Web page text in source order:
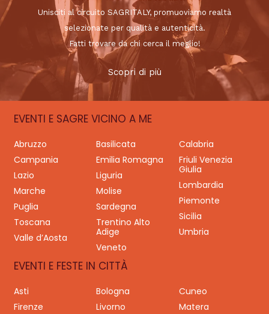
Unisciti al circuito SAGRITALY, promuoviamo realtà
selezionate per qualità e autenticità.
Fatti trovare da chi cerca il meglio!
Scopri di più
EVENTI E SAGRE VICINO A ME
Abruzzo Basilicata
Calabria
Campania
Emilia Romagna
Friuli Venezia
Giulia
Lazio
Liguria
Lombardia
Marche
Molise
Piemonte
Puglia
Sardegna
Sicilia
Toscana
Trentino Alto
Adige
Umbria
Valle d’Aosta
Veneto
EVENTI E FESTE IN CITTÀ
Asti Bologna
Cuneo
Firenze
Livorno
Matera